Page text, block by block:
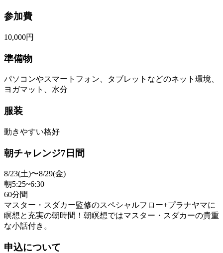
参加費
10,000円
準備物
パソコンやスマートフォン、タブレットなどのネット環境、
ヨガマット、水分
服装
動きやすい格好
朝チャレンジ7日間
8/23(土)〜8/29(金)
朝5:25~6:30
60分間
マスター・スダカー監修のスペシャルフロー+プラナヤマに
瞑想と充実の朝時間！朝瞑想ではマスター・スダカーの貴重
な小話付き。
申込について